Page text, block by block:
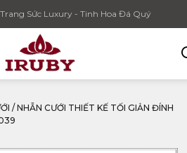
Sức Luxury - Tinh Hoa Đá Quý
/ NHẪN CƯỚI THIẾT KẾ TỐI GIẢN ĐÍNH